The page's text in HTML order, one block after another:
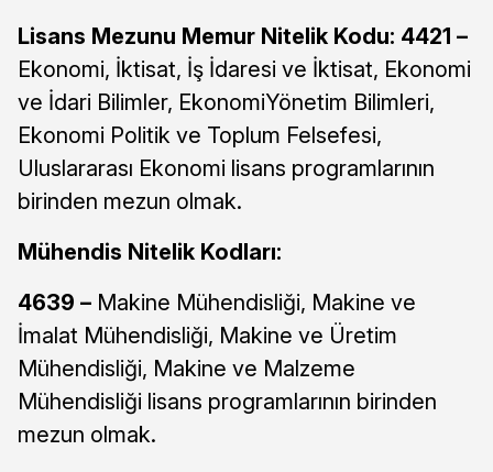
Lisans Mezunu Memur Nitelik Kodu: 4421 –
Ekonomi, İktisat, İş İdaresi ve İktisat, Ekonomi
ve İdari Bilimler, EkonomiYönetim Bilimleri,
Ekonomi Politik ve Toplum Felsefesi,
Uluslararası Ekonomi lisans programlarının
birinden mezun olmak.
Mühendis Nitelik Kodları:
4639 – Makine Mühendisliği, Makine ve
İmalat Mühendisliği, Makine ve Üretim
Mühendisliği, Makine ve Malzeme
Mühendisliği lisans programlarının birinden
mezun olmak.